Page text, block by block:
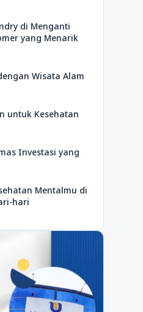
di Menganti
yang Menarik
Wisata Alam
untuk Kesehatan
Investasi yang
Mentalmu di
hari